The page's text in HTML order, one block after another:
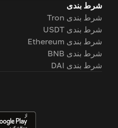
شرط بندی
شرط بندی Tron
شرط بندی USDT
شرط بندی Ethereum
شرط بندی BNB
شرط بندی DAI